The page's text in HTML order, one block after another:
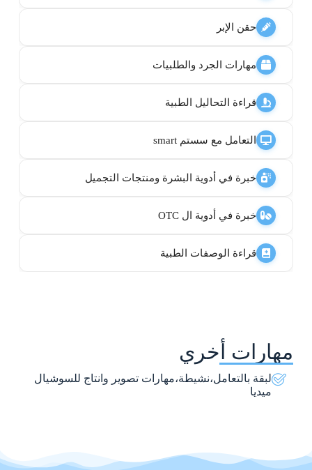
حقن الإبر
مهارات الجرد والطلبيات
قراءة التحاليل الطبية
التعامل مع سستم smart
خبرة في أدوية البشرة ومنتجات التجميل
خبرة في أدوية ال OTC
قراءة الوصفات الطبية
مهارات أخري
لبقة بالتعامل،نشيطة،مهارات تصوير وانتاج للسوشيال
ميديا